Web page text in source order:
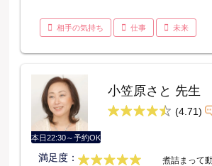
相手の気持ち 仕事 未来
本日22:30～予約OK
小笠原さと 先生
(4.71)
満足度：
煮詰まって